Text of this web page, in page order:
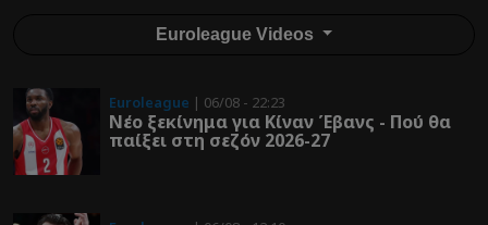
Euroleague Videos
Euroleague | 06/08 - 22:23
Νέο ξεκίνημα για Κίναν Έβανς - Πού θα
παίξει στη σεζόν 2026-27